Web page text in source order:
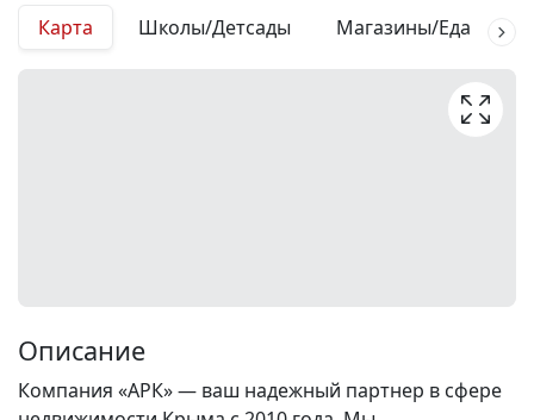
Карта Школы/Детсады Магазины/Еда
Описание
Компания «АРК» — ваш надежный партнер в сфере